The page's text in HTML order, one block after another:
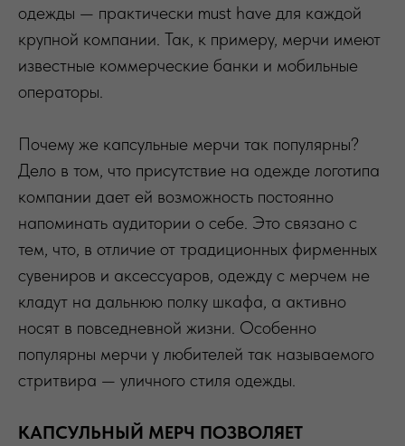
одежды — практически must have для каждой
крупной компании. Так, к примеру, мерчи имеют
известные коммерческие банки и мобильные
операторы.
Почему же капсульные мерчи так популярны?
Дело в том, что присутствие на одежде логотипа
компании дает ей возможность постоянно
напоминать аудитории о себе. Это связано с
тем, что, в отличие от традиционных фирменных
сувениров и аксессуаров, одежду с мерчем не
кладут на дальнюю полку шкафа, а активно
носят в повседневной жизни. Особенно
популярны мерчи у любителей так называемого
стритвира — уличного стиля одежды.
КАПСУЛЬНЫЙ МЕРЧ ПОЗВОЛЯЕТ